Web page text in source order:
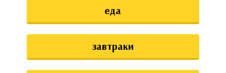
еда
завтраки